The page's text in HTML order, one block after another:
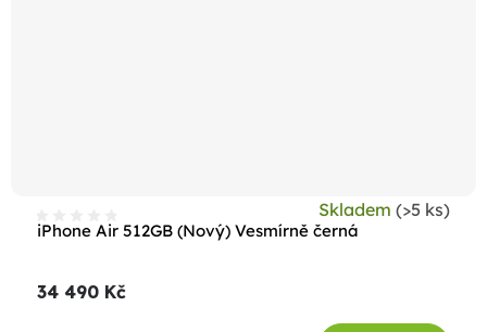
iPhone Air 512GB (Nový) Vesmírně černá
Skladem (>5 ks)
34 490 Kč